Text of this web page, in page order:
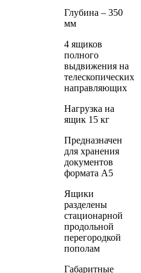
Глубина – 350
мм
4 ящиков
полного
выдвижения на
телескопических
направляющих
Нагрузка на
ящик 15 кг
Предназначен
для хранения
документов
формата А5
Ящики
разделены
стационарной
продольной
перегородкой
пополам
Габаритные